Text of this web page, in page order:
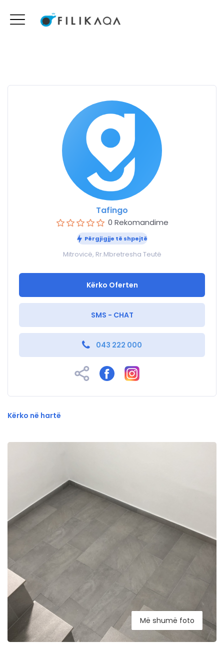
Më shumë foto
Tafingo
0 Rekomandime
Përgjigjje të shpejtë
Mitrovicë, Rr.Mbretresha Teutë
Kërko Oferten
SMS - CHAT
043 222 000
Kërko në hartë